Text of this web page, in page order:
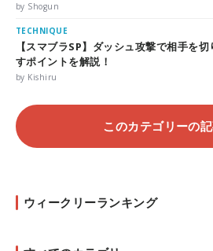
by Shogun
TECHNIQUE
【スマブラSP】ダッシュ攻撃で相手を
すポイントを解説！
by Kishiru
このカテゴリーの
ウィークリーランキング